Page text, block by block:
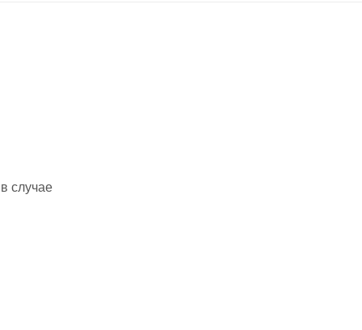
случае